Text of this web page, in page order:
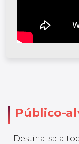
Público-
Destina-se a